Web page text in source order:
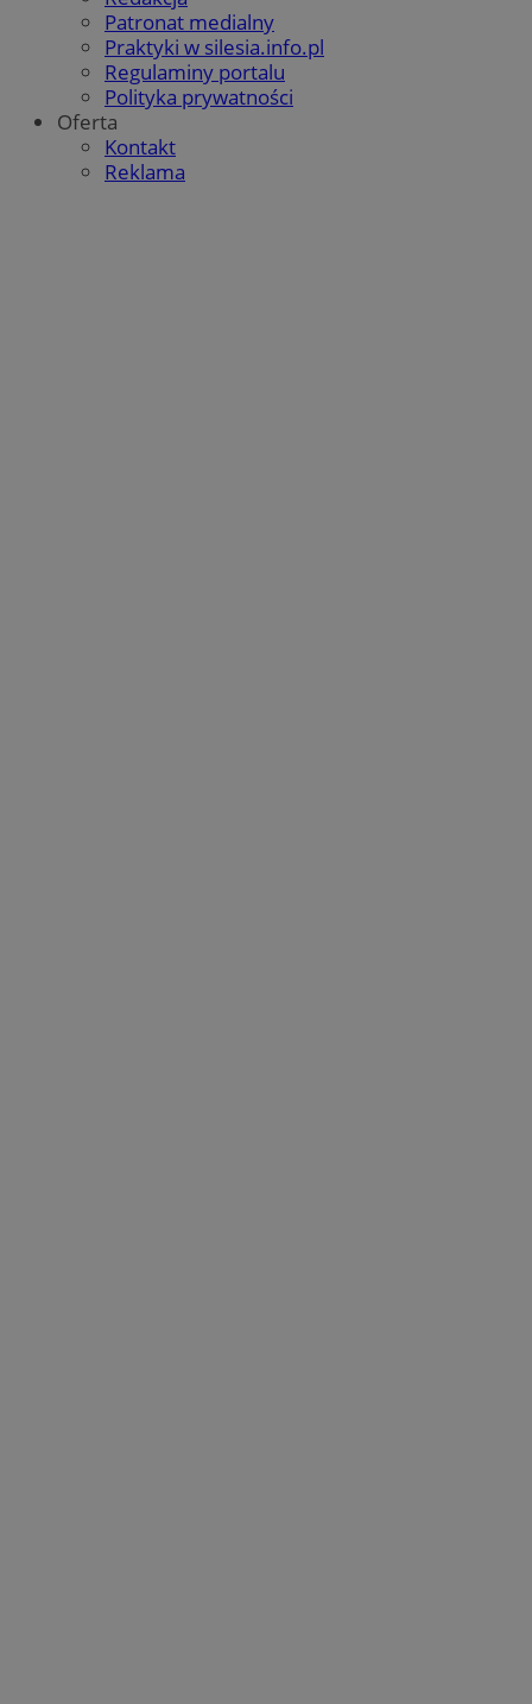
Patronat medialny
Praktyki w silesia.info.pl
Regulaminy portalu
Polityka prywatności
Oferta
Kontakt
Reklama